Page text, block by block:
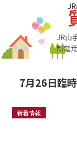
JR山
都電
7月26日臨
新着情報